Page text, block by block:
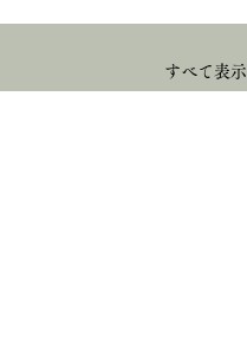
すべて表示